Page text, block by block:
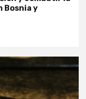
Bosnia y